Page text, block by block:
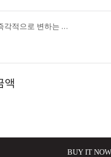
얼굴라인이 즉각적으로 변하는 리프팅 끝판왕 "DA99 실리프팅앰플" 3세트(12앰플)구매시 앰플1EA 증정 156,000>>118,000
액
BUY IT NOW